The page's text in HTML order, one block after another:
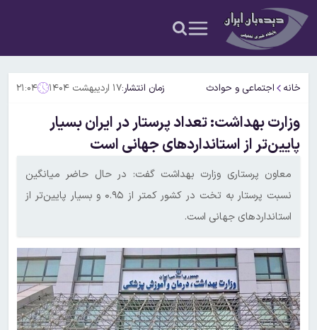
خانه اجتماعی و حوادث زمان انتشار:۱۷ اردیبهشت ۱۴۰۴ ۲۱:۰۴
وزارت بهداشت: تعداد پرستار در ایران بسیار
پایین‌تر از استانداردهای جهانی است
معاون پرستاری وزارت بهداشت گفت: در حال حاضر میانگین
نسبت پرستار به تخت در کشور کمتر از ۰.۹۵ و بسیار پایین‌تر از
استانداردهای جهانی است.